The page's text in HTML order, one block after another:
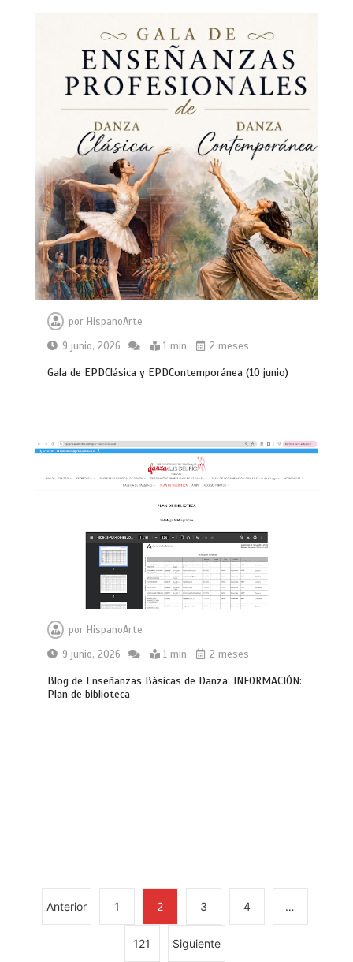
por HispanoArte
9 junio, 2026
1 min 2 meses
Gala de EPDClásica y EPDContemporánea (10 junio)
porHispanoArte
9 junio, 2026
1 min 2 meses
Blog de Enseñanzas Básicas de Danza: INFORMACIÓN:
Plan de biblioteca
Anterior 1 2 3 4 …
121 Siguiente